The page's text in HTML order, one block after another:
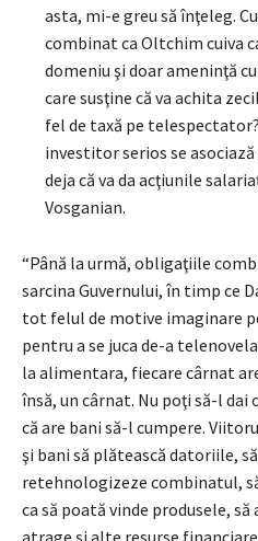
asta, mi-e greu să înţeleg.
combinat ca Oltchim cuiva
domeniu şi doar ameninţă
care susţine că va achita
fel de taxă pe
investitor serios se
deja că va da acţiunile
Vosganian.
“Până la urmă, obligaţiile
sarcina Guvernului, în timp ce
tot felul de motive imaginare
pentru a se juca de-a
la alimentara, fiecare cârnat
însă, un cârnat. Nu poţi să-l dai
că are bani să-l cumpere.
şi bani să plătească datoriile,
retehnologizeze combinatul,
ca să poată vinde produsele,
atrage şi alte resurse